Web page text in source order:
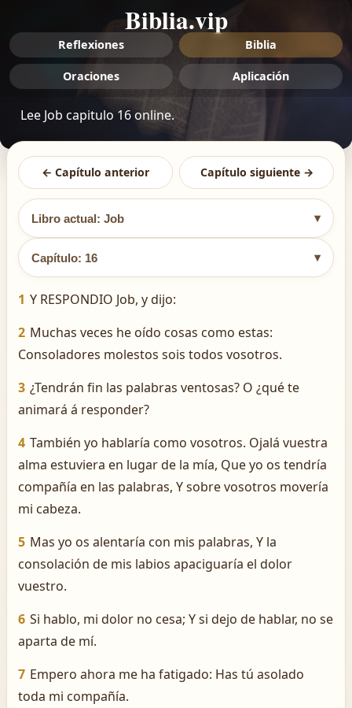
Biblia.vip
Reflexiones Biblia
Oraciones Aplicación
Lee Job capitulo 16 online.
← Capítulo anterior Capítulo siguiente →
Libro actual: Job ▾
Capítulo: 16 ▾
1 Y RESPONDIO Job, y dijo:
2 Muchas veces he oído cosas como estas:
Consoladores molestos sois todos vosotros.
3 ¿Tendrán fin las palabras ventosas? O ¿qué te
animará á responder?
4 También yo hablaría como vosotros. Ojalá vuestra
alma estuviera en lugar de la mía, Que yo os tendría
compañía en las palabras, Y sobre vosotros movería
mi cabeza.
5 Mas yo os alentaría con mis palabras, Y la
consolación de mis labios apaciguaría el dolor
vuestro.
6 Si hablo, mi dolor no cesa; Y si dejo de hablar, no se
aparta de mí.
7 Empero ahora me ha fatigado: Has tú asolado
toda mi compañía.